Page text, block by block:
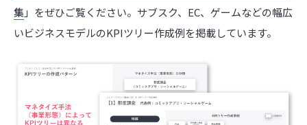
集」をぜひご覧ください。サブスク、EC、ゲームなどの幅広
いビジネスモデルのKPIツリー作成例を掲載しています。